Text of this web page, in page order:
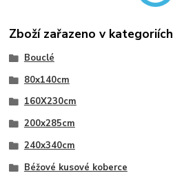
Zboží zařazeno v kategoriích
Bouclé
80x140cm
160X230cm
200x285cm
240x340cm
Béžové kusové koberce